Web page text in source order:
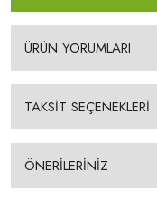
ÜRÜN YORUMLARI
TAKSİT SEÇENEKLERİ
ÖNERİLERİNİZ